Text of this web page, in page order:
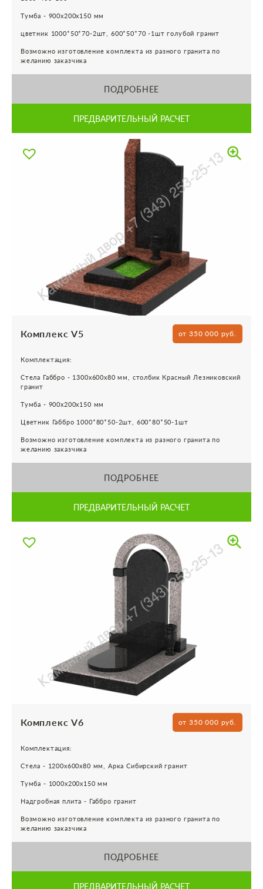
Тумба - 900х200х150 мм
цветник 1000*50*70-2шт, 600*50*70 -1шт голубой гранит
Возможно изготовление комплекта из разного гранита по
желанию заказчика
ПОДРОБНЕЕ
ПРЕДВАРИТЕЛЬНЫЙ РАСЧЕТ
Комплекс V5 от 350 000 руб.
Комплектация:
Стела Габбро - 1300х600х80 мм, столбик Красный Лезниковский
гранит
Тумба - 900х200х150 мм
Цветник Габбро 1000*80*50-2шт, 600*80*50-1шт
Возможно изготовление комплекта из разного гранита по
желанию заказчика
ПОДРОБНЕЕ
ПРЕДВАРИТЕЛЬНЫЙ РАСЧЕТ
Комплекс V6 от 350 000 руб.
Комплектация:
Стела - 1200х600х80 мм, Арка Сибирский гранит
Тумба - 1000х200х150 мм
Надгробная плита - Габбро гранит
Возможно изготовление комплекта из разного гранита по
желанию заказчика
ПОДРОБНЕЕ
ПРЕДВАРИТЕЛЬНЫЙ РАСЧЕТ